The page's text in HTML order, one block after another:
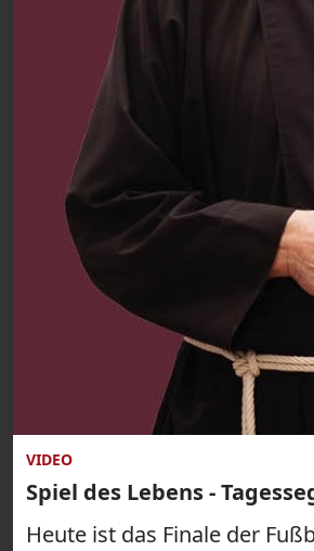
VIDEO
Spiel des Lebens -
Heute ist das Finale der